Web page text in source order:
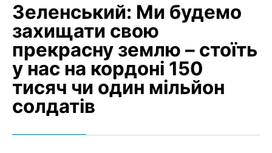
Зеленський: Ми будемо
захищати свою
прекрасну землю – стоїть
у нас на кордоні 150
тисяч чи один мільйон
солдатів